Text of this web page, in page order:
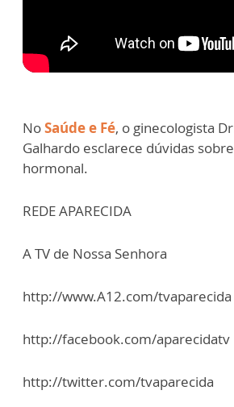
NoSaúde e Fé, o ginecologista
Galhardo esclarece dúvidas
hormonal.
REDE APARECIDA
A TV de Nossa Senhora
http://www.A12.com/tvaparecida
http://facebook.com/aparecidatv
http://twitter.com/tvaparecida